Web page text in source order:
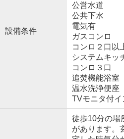
設備条件
公営水道
公共下水
電気有
ガスコンロ
コンロ２口以
システムキッ
コンロ３口
追焚機能浴室
温水洗浄便座
TVモニタ付イ
徒歩10分の場
があります。